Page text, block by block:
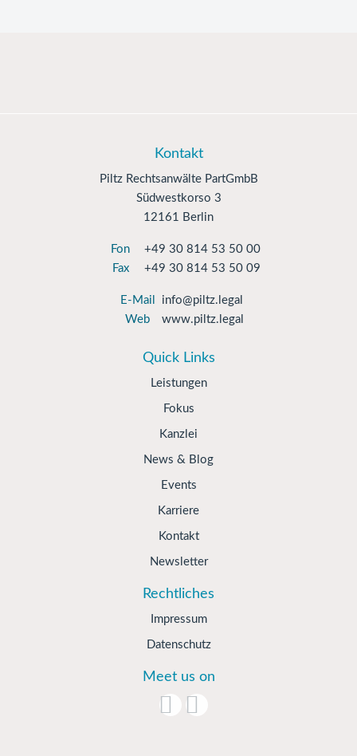
Kontakt
Piltz Rechtsanwälte PartGmbB
Südwestkorso 3
12161 Berlin
Fon
+49 30 814 53 50 00
Fax
+49 30 814 53 50 09
E-Mail
info@piltz.legal
Web
www.piltz.legal
Quick Links
Leistungen
Fokus
Kanzlei
News & Blog
Events
Karriere
Kontakt
Newsletter
Rechtliches
Impressum
Datenschutz
Meet us on